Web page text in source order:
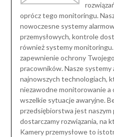
oprócz tego monitoringu.
nowoczesne systemy
przemysłowych, kontrole
również systemy
zapewnienie ochrony
pracowników. Nasze systemy
najnowszych technologiach,
niezawodne monitorowanie a
wszelkie sytuacje awaryjne.
przedsiębiorstwa jest
dostarczamy rozwiązania, na
Kamery przemysłowe to